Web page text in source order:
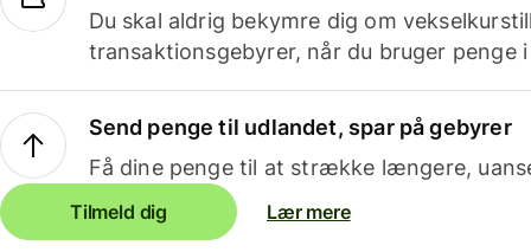
Du skal aldrig bekymre dig om
transaktionsgebyrer, når du bruger penge
Send penge til udlandet, spar på gebyrer
Få dine penge til at strække længere,
Tilmeld dig Lær mere